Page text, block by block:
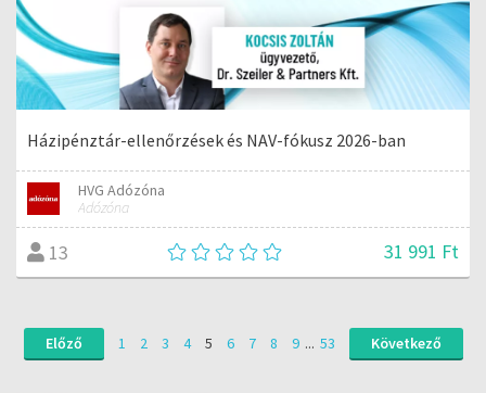
Házipénztár-ellenőrzések és NAV-fókusz 2026-ban
HVG Adózóna
Adózóna
13 31 991 Ft
Előző 1 2 3 4 5 6 7 8 9 ... 53 Következő